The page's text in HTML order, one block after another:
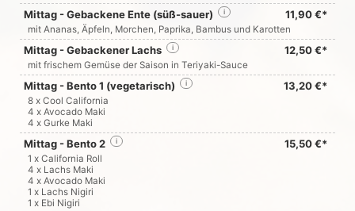
Mittag - Gebackene Ente (süß-sauer) 11,90 €*
i
mit Ananas, Äpfeln, Morchen, Paprika, Bambus und Karotten
Mittag - Gebackener Lachs 12,50 €*
i
mit frischem Gemüse der Saison in Teriyaki-Sauce
Mittag - Bento 1 (vegetarisch) 13,20 €*
i
8 x Cool California
4 x Avocado Maki
4 x Gurke Maki
Mittag - Bento 2 15,50 €*
i
1 x California Roll
4 x Lachs Maki
4 x Avocado Maki
1 x Lachs Nigiri
1 x Ebi Nigiri